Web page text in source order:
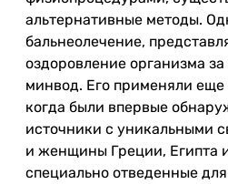
альтернативные методы.
бальнеолечение,
оздоровление организма
минвод. Его применяли еще
когда были впервые
источники с уникальными
и женщины Греции, Египта
специально отведенные